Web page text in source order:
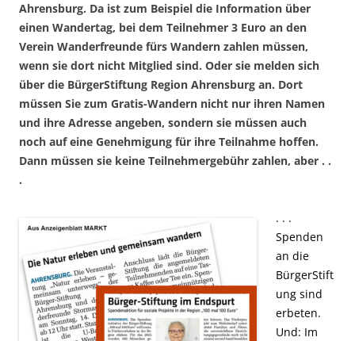
Ahrensburg. Da ist zum Beispiel die Information über
einen Wandertag, bei dem Teilnehmer 3 Euro an den
Verein Wanderfreunde fürs Wandern zahlen müssen,
wenn sie dort nicht Mitglied sind. Oder sie melden sich
über die BürgerStiftung Region Ahrensburg an. Dort
müssen Sie zum Gratis-Wandern nicht nur ihren Namen
und ihre Adresse angeben, sondern sie müssen auch
noch auf eine Genehmigung für ihre Teilnahme hoffen.
Dann müssen sie keine Teilnehmergebühr zahlen, aber . .
.
. . .
Spenden
an die
BürgerStift
ung sind
erbeten.
Und: Im